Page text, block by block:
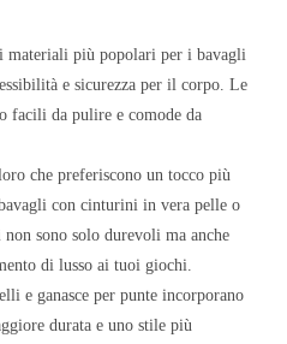
materiali più popolari per i bavagli
e sicurezza per il corpo. Le
facili da pulire e comode da
che preferiscono un tocco più
con cinturini in vera pelle o
sono solo durevoli ma anche
di lusso ai tuoi giochi.
e ganasce per punte incorporano
durata e uno stile più